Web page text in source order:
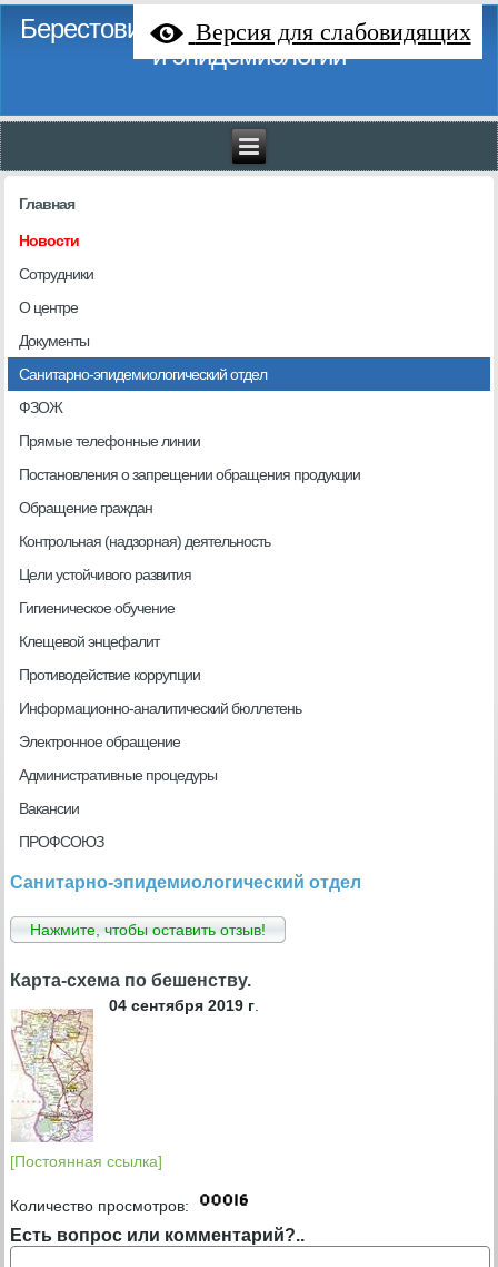
Версия для слабовидящих
Берестовицкий районный центр гигиены
и эпидемиологии
Главная
Новости
Сотрудники
О центре
Документы
Санитарно-эпидемиологический отдел
ФЗОЖ
Прямые телефонные линии
Постановления о запрещении обращения продукции
Обращение граждан
Контрольная (надзорная) деятельность
Цели устойчивого развития
Гигиеническое обучение
Клещевой энцефалит
Противодействие коррупции
Информационно-аналитический бюллетень
Электронное обращение
Административные процедуры
Вакансии
ПРОФСОЮЗ
Санитарно-эпидемиологический отдел
Нажмите, чтобы оставить отзыв!
Карта-схема по бешенству.
04 сентября 2019 г.
[Постоянная ссылка]
Количество просмотров:
Есть вопрос или комментарий?..